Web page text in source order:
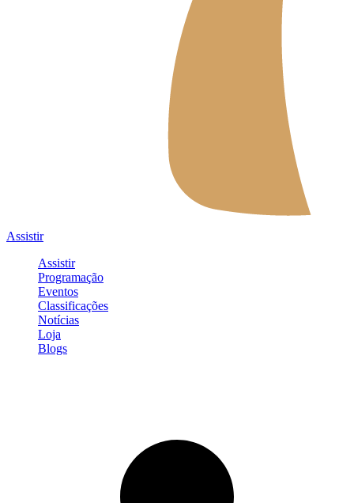
Assistir
Assistir
Programação
Eventos
Classificações
Notícias
Loja
Blogs